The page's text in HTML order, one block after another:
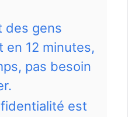
des gens
12 minutes,
pas besoin
est